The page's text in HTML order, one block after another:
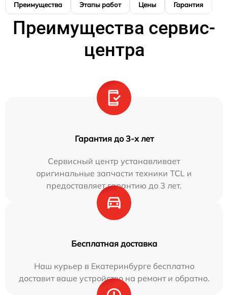
Преимущества Этапы работ Цены Гарантия
Преимущества сервис-
центра
Гарантия до 3-х лет
Сервисный центр устанавливает
оригинальные запчасти техники TCL и
предоставляет гарантию до 3 лет.
Бесплатная доставка
Наш курьер в Екатеринбурге бесплатно
доставит ваше устройство на ремонт и обратно.